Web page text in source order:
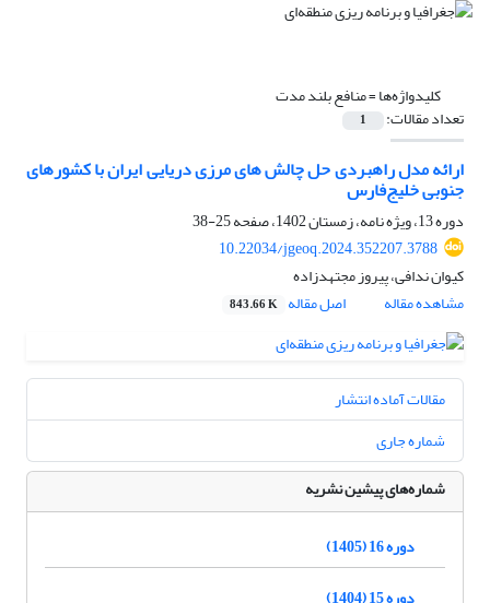
کلیدواژه‌ها =منافع بلند مدت
تعداد مقالات: 1
ارائه مدل راهبردی حل چالش های مرزی دریایی ایران با کشورهای
جنوبی خلیج‌فارس
دوره 13، ویژه نامه، زمستان 1402، صفحه
25-38
10.22034/jgeoq.2024.352207.3788
کیوان ندافی، پیروز مجتهدزاده
مشاهده مقاله
اصل مقاله 843.66 K
مقالات آماده انتشار
شماره جاری
شماره‌های پیشین نشریه
دوره 16 (1405)